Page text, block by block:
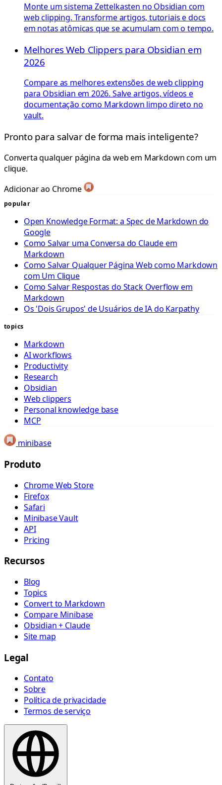
Monte um sistema Zettelkasten no Obsidian com
web clipping. Transforme artigos, tutoriais e docs
em notas atômicas que se acumulam com o tempo.
Melhores Web Clippers para Obsidian em
2026
Compare as melhores extensões de web clipping
para Obsidian em 2026. Salve artigos, vídeos e
documentação como Markdown limpo direto no
vault.
Pronto para salvar de forma mais inteligente?
Converta qualquer página da web em Markdown com um
clique.
Adicionar ao Chrome
popular
Open Knowledge Format: a Spec de Markdown do
Google
Como Salvar uma Conversa do Claude em
Markdown
Como Salvar Qualquer Página Web como Markdown
com Um Clique
Como Salvar Respostas do Stack Overflow em
Markdown
Os 'Dois Grupos' de Usuários de IA do Karpathy
topics
Markdown
AI workflows
Productivity
Research
Obsidian
Web clippers
Personal knowledge base
MCP
minibase
Produto
Chrome Web Store
Firefox
Safari
Minibase Vault
API
Pricing
Recursos
Blog
Topics
Convert to Markdown
Compare Minibase
Obsidian + Claude
Site map
Legal
Contato
Sobre
Política de privacidade
Termos de serviço